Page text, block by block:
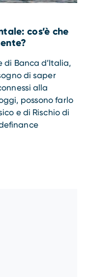
cos’è che
di Banca d’Italia,
di saper
alla
possono farlo
e di Rischio di